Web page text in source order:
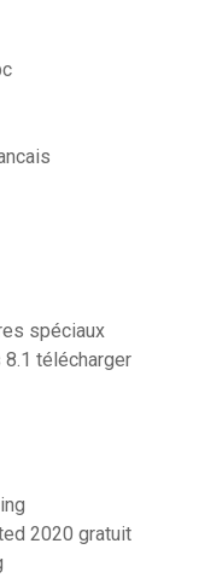
spéciaux
télécharger
2020 gratuit